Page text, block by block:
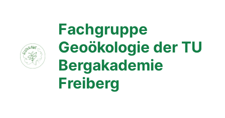
Fachgruppe
Geoökologie der TU
Bergakademie
Freiberg